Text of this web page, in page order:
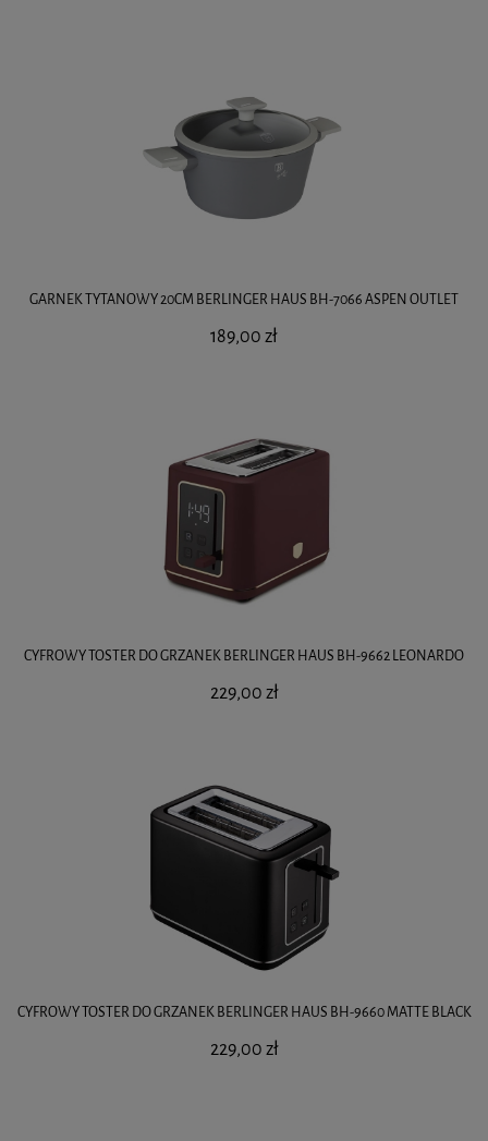
GARNEK TYTANOWY 20CM BERLINGER HAUS BH-7066 ASPEN OUTLET
189,00 zł
CYFROWY TOSTER DO GRZANEK BERLINGER HAUS BH-9662 LEONARDO
229,00 zł
CYFROWY TOSTER DO GRZANEK BERLINGER HAUS BH-9660 MATTE BLACK
229,00 zł